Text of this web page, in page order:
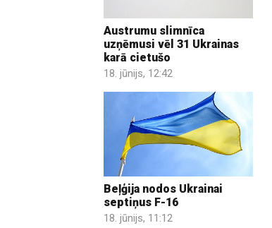
Austrumu slimnīca
uzņēmusi vēl 31 Ukrainas
karā cietušo
18. jūnijs, 12:42
Beļģija nodos Ukrainai
septiņus F-16
18. jūnijs, 11:12